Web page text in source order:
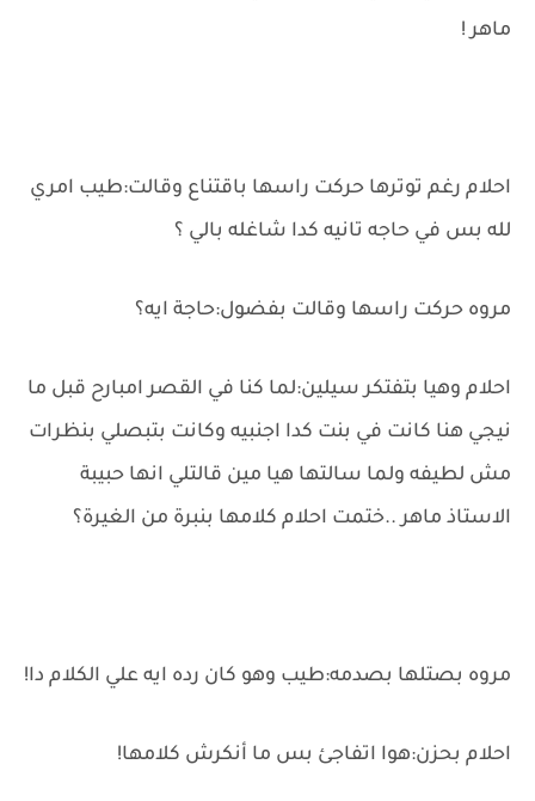
ماهر !
احلام رغم توترها حركت راسها باقتناع وقالت:طيب امري
لله بس في حاجه تانيه كدا شاغله بالي ؟
مروه حركت راسها وقالت بفضول:حاجة ايه؟
احلام وهيا بتفتكر سيلين:لما كنا في القصر امبارح قبل ما
نيجي هنا كانت في بنت كدا اجنبيه وكانت بتبصلي بنظرات
مش لطيفه ولما سالتها هيا مين قالتلي انها حبيبة
الاستاذ ماهر ..ختمت احلام كلامها بنبرة من الغيرة؟
مروه بصتلها بصدمه:طيب وهو كان رده ايه علي الكلام دا!
احلام بحزن:هوا اتفاجئ بس ما أنكرش كلامها!